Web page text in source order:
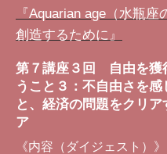
『Aquarian age（水瓶座
創造するために』
第７講座３回 自由を獲
うこと３：不自由さを感
と、経済の問題をクリア
ア
《内容（ダイジェスト）》